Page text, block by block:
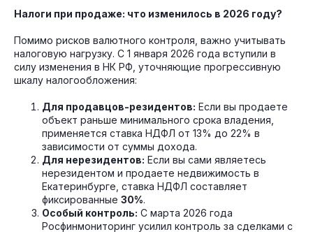
Налоги при продаже: что изменилось в 2026 году?
Помимо рисков валютного контроля, важно учитывать
налоговую нагрузку. С 1 января 2026 года вступили в
силу изменения в НК РФ, уточняющие прогрессивную
шкалу налогообложения:
Для продавцов-резидентов: Если вы продаете
объект раньше минимального срока владения,
применяется ставка НДФЛ от 13% до 22% в
зависимости от суммы дохода.
Для нерезидентов: Если вы сами являетесь
нерезидентом и продаете недвижимость в
Екатеринбурге, ставка НДФЛ составляет
фиксированные 30%.
Особый контроль: С марта 2026 года
Росфинмониторинг усилил контроль за сделками с